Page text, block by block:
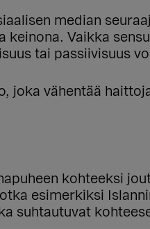
median
keinona. Vaikka
tai passiivisuus
joka vähentää
kohteeksi
esimerkiksi
suhtautuvat